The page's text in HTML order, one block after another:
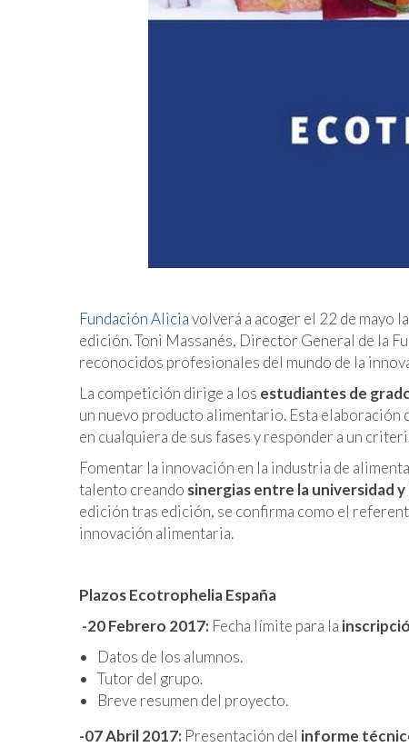
Fundación Aliciavolverá a acoger el 22 de mayo
edición. Toni Massanés, Director General de la
reconocidos profesionales del mundo de la
La competición dirige a los estudiantes de
un nuevo producto alimentario. Esta
en cualquiera de sus fases y responder a un
Fomentar la innovación en la industria de
talento creando sinergias entre la universidad
edición tras edición, se confirma como el
innovación alimentaria.
Plazos Ecotrophelia España
-20 Febrero 2017: Fecha límite para la
Datos de los alumnos.
Tutor del grupo.
Breve resumen del proyecto.
-07 Abril 2017: Presentación del informe